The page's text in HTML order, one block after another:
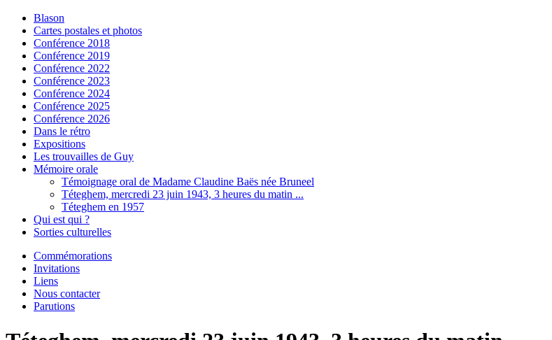
Blason
Cartes postales et photos
Conférence 2018
Conférence 2019
Conférence 2022
Conférence 2023
Conférence 2024
Conférence 2025
Conférence 2026
Dans le rétro
Expositions
Les trouvailles de Guy
Mémoire orale
Témoignage oral de Madame Claudine Baës née Bruneel
Téteghem, mercredi 23 juin 1943, 3 heures du matin ...
Téteghem en 1957
Qui est qui ?
Sorties culturelles
Commémorations
Invitations
Liens
Nous contacter
Parutions